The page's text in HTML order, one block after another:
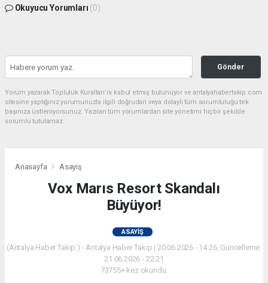
Okuyucu Yorumları (0)
Gönder
Yorum yazarak Topluluk Kuralları’nı kabul etmiş bulunuyor ve antalyahabertakip.com
sitesine yaptığınız yorumunuzla ilgili doğrudan veya dolaylı tüm sorumluluğu tek
başınıza üstleniyorsunuz. Yazılan tüm yorumlardan site yönetimi hiçbir şekilde
sorumlu tutulamaz.
Anasayfa Asayiş
Vox Marıs Resort Skandalı
Büyüyor!
ASAYIŞ
(Antalya Haber Takip ) - Antalya Haber Takip | 20.06.2026 - 14:26, Güncelleme:
21.06.2026 - 22:21
73755+ kez okundu.